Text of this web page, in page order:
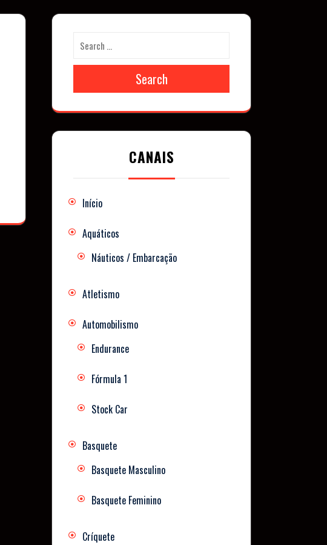
Search
CANAIS
Início
Aquáticos
Náuticos / Embarcação
Atletismo
Automobilismo
Endurance
Fórmula 1
Stock Car
Basquete
Basquete Masculino
Basquete Feminino
Críquete